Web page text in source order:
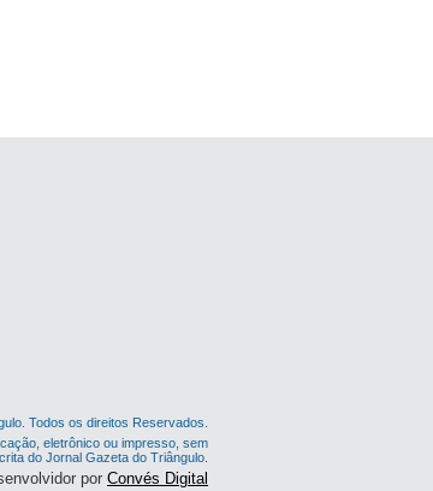
Todos os direitos Reservados.
eletrônico ou impresso, sem
do Jornal Gazeta do Triângulo.
por Convés Digital